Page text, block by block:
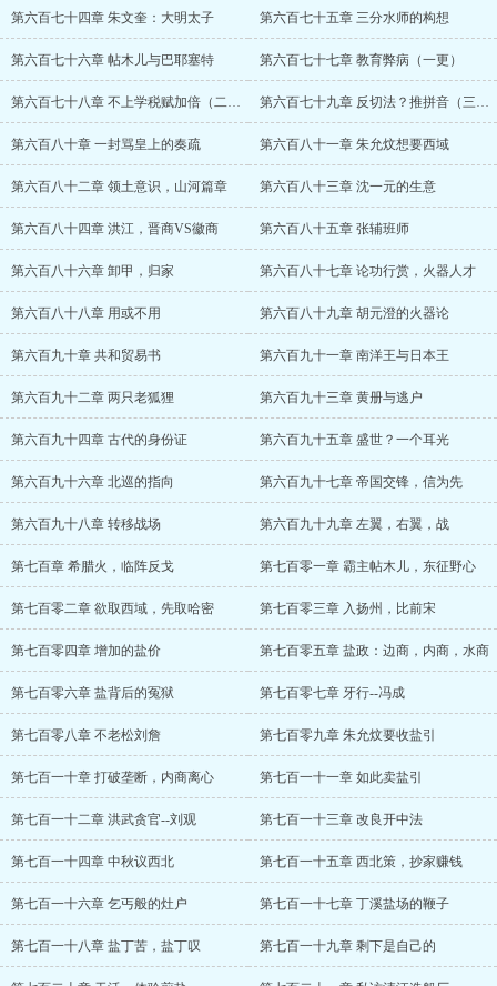
第六百七十四章 朱文奎：大明太子 第六百七十五章 三分水师的构想
第六百七十六章 帖木儿与巴耶塞特 第六百七十七章 教育弊病（一更）
第六百七十八章 不上学税赋加倍（二更） 第六百七十九章 反切法？推拼音（三更）
第六百八十章 一封骂皇上的奏疏 第六百八十一章 朱允炆想要西域
第六百八十二章 领土意识，山河篇章 第六百八十三章 沈一元的生意
第六百八十四章 洪江，晋商VS徽商 第六百八十五章 张辅班师
第六百八十六章 卸甲，归家 第六百八十七章 论功行赏，火器人才
第六百八十八章 用或不用 第六百八十九章 胡元澄的火器论
第六百九十章 共和贸易书 第六百九十一章 南洋王与日本王
第六百九十二章 两只老狐狸 第六百九十三章 黄册与逃户
第六百九十四章 古代的身份证 第六百九十五章 盛世？一个耳光
第六百九十六章 北巡的指向 第六百九十七章 帝国交锋，信为先
第六百九十八章 转移战场 第六百九十九章 左翼，右翼，战
第七百章 希腊火，临阵反戈 第七百零一章 霸主帖木儿，东征野心
第七百零二章 欲取西域，先取哈密 第七百零三章 入扬州，比前宋
第七百零四章 增加的盐价 第七百零五章 盐政：边商，内商，水商
第七百零六章 盐背后的冤狱 第七百零七章 牙行--冯成
第七百零八章 不老松刘詹 第七百零九章 朱允炆要收盐引
第七百一十章 打破垄断，内商离心 第七百一十一章 如此卖盐引
第七百一十二章 洪武贪官--刘观 第七百一十三章 改良开中法
第七百一十四章 中秋议西北 第七百一十五章 西北策，抄家赚钱
第七百一十六章 乞丐般的灶户 第七百一十七章 丁溪盐场的鞭子
第七百一十八章 盐丁苦，盐丁叹 第七百一十九章 剩下是自己的